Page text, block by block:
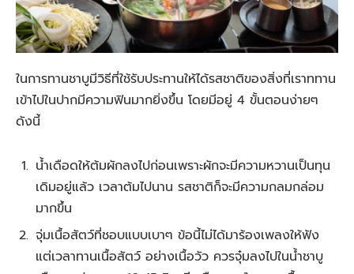
ในการทานชาบูมีวิธีที่ใช้รับประทานให้ได้รสชาติของสิ่งที่เราททาน
เข้าไปในปากมีความฟินมากยิ่งขึ้น โดยมีอยู่ 4 ขั้นตอนง่ายๆ
ดังนี้
น้ำเดือดให้ต้มผักลงไปก่อนเพราะผักจะมีความหวานเป็นทุน
เดิมอยู่แล้ว เวลาต้มไปนาน รสชาติก็จะมีความกลมกล่อม
มากขึ้น
จุ่มเนื้อสัตว์ที่ชอบแบบเบาๆ ข้อนี้ไม่ได้มาร้องเพลงให้ฟัง
แต่เวลาทานเนื้อสัตว์ อย่างเนื้อวัว ควรจุ๋มลงไปในน้ำชาบู